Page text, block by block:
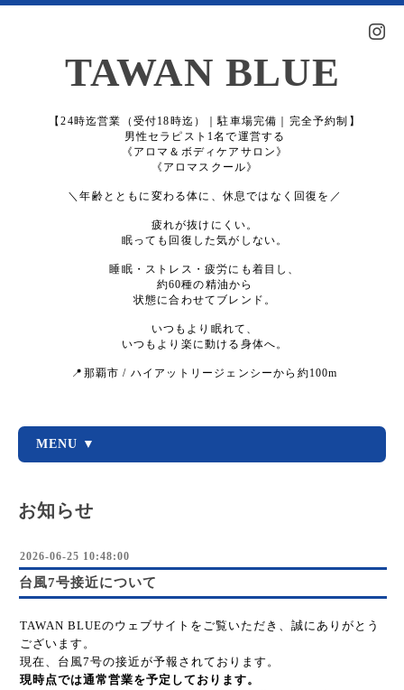
TAWAN BLUE
【24時迄営業（受付18時迄）｜駐車場完備｜完全予約制】
男性セラピスト1名で運営する
《アロマ＆ボディケアサロン》
《アロマスクール》
＼年齢とともに変わる体に、休息ではなく回復を／
疲れが抜けにくい。
眠っても回復した気がしない。
睡眠・ストレス・疲労にも着目し、
約60種の精油から
状態に合わせてブレンド。
いつもより眠れて、
いつもより楽に動ける身体へ。
📍那覇市 / ハイアットリージェンシーから約100m
MENU ▼
お知らせ
2026-06-25 10:48:00
台風7号接近について
TAWAN BLUEのウェブサイトをご覧いただき、誠にありがとう
ございます。
現在、台風7号の接近が予報されております。
現時点では通常営業を予定しております。